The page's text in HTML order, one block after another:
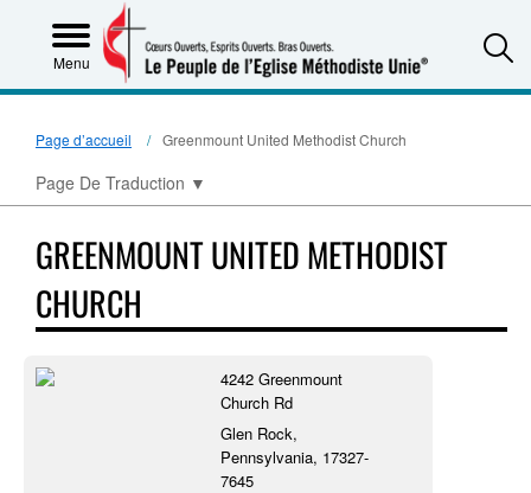
Menu
Page d’accueil Greenmount United Methodist Church
Page De Traduction ▼
GREENMOUNT UNITED METHODIST
CHURCH
4242 Greenmount
Church Rd
Glen Rock,
Pennsylvania, 17327-
7645